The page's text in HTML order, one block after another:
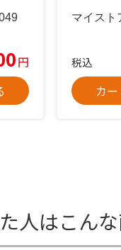
円
マイスト
税込
カ
人はこん